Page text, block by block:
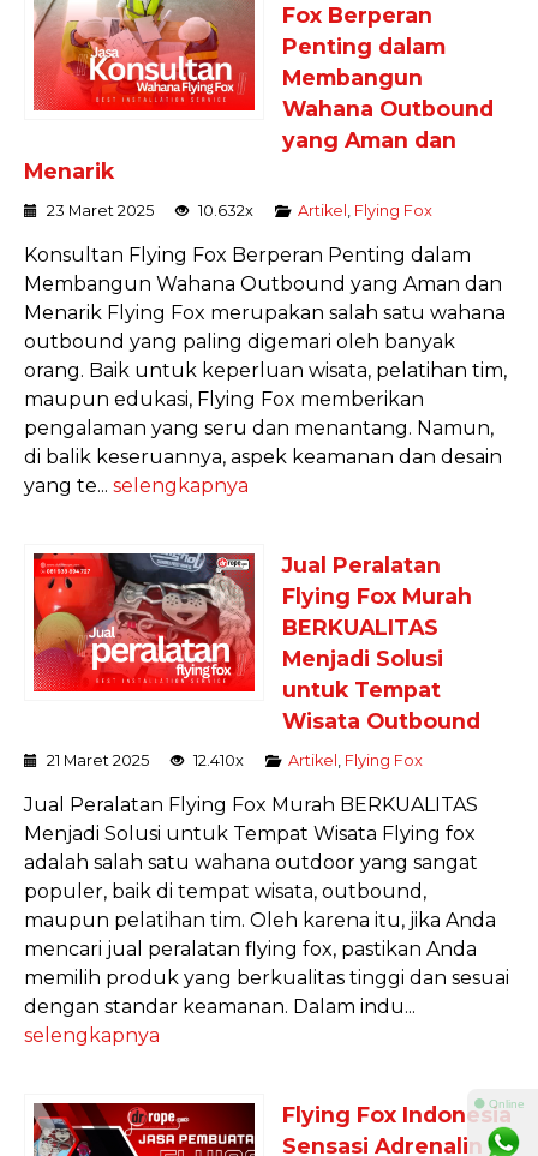
Fox Berperan
Penting dalam
Membangun
Wahana Outbound
yang Aman dan
Menarik
23 Maret 2025 10.632x Artikel Flying Fox
Konsultan Flying Fox Berperan Penting dalam
Membangun Wahana Outbound yang Aman dan
Menarik Flying Fox merupakan salah satu wahana
outbound yang paling digemari oleh banyak
orang. Baik untuk keperluan wisata, pelatihan tim,
maupun edukasi, Flying Fox memberikan
pengalaman yang seru dan menantang. Namun,
di balik keseruannya, aspek keamanan dan desain
yang te... selengkapnya
Jual Peralatan
Flying Fox Murah
BERKUALITAS
Menjadi Solusi
untuk Tempat
Wisata Outbound
21 Maret 2025 12.410x Artikel Flying Fox
Jual Peralatan Flying Fox Murah BERKUALITAS
Menjadi Solusi untuk Tempat Wisata Flying fox
adalah salah satu wahana outdoor yang sangat
populer, baik di tempat wisata, outbound,
maupun pelatihan tim. Oleh karena itu, jika Anda
mencari jual peralatan flying fox, pastikan Anda
memilih produk yang berkualitas tinggi dan sesuai
dengan standar keamanan. Dalam indu...
selengkapnya
Flying Fox Indonesia
Sensasi Adrenalin
⚫ Online